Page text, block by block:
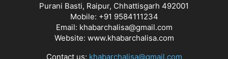
Purani Basti, Raipur, Chhattisgarh 492001
Mobile: +91 9584111234
Email: khabarchalisa@gmail.com
Website: www.khabarchalisa.com
Contact us: khabarchalisa@gmail.com